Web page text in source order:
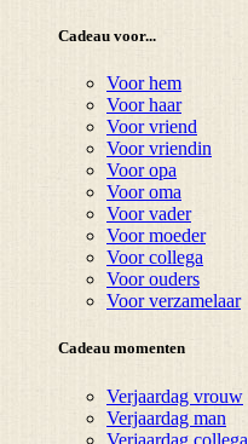
Cadeau voor...
Voor hem
Voor haar
Voor vriend
Voor vriendin
Voor opa
Voor oma
Voor vader
Voor moeder
Voor collega
Voor ouders
Voor verzamelaar
Cadeau momenten
Verjaardag vrouw
Verjaardag man
Verjaardag collega